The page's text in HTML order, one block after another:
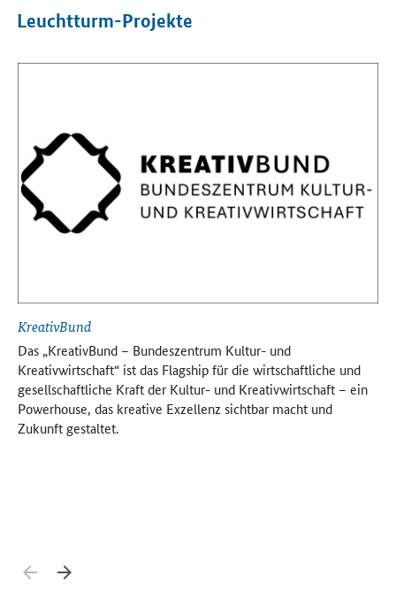
Leuchtturm-Projekte
Zurück blättern
KreativBund
Das „KreativBund – Bundeszentrum Kultur- und
Kreativwirtschaft“ ist das Flagshipfür die wirtschaftliche und
gesellschaftliche Kraft der Kultur- und Kreativwirtschaft – ein
Powerhouse, das kreative Exzellenz sichtbar macht und
Zukunft gestaltet.